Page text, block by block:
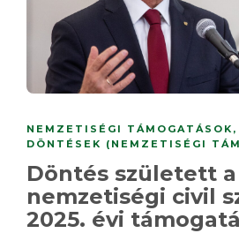
NEMZETISÉGI TÁMOGATÁSOK ,
DÖNTÉSEK (NEMZETISÉGI
Döntés született a
nemzetiségi civil
2025. évi